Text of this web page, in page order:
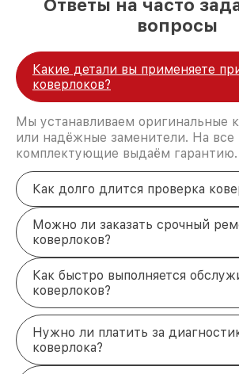
Гарантию на работы:
надёжности выполненного
Ремонт коверлоков
профессионально и
Для восстановления работы вашего
достаточно связаться с нашим
идеальному состоянию,
швы и комфорт в работе. Звоните
(812) 214-74-99 или приходите по
Лиговский проспект, 153, лит. А.
Ответы на часто
вопросы
Какие детали вы применяете
коверлоков?
Мы устанавливаем оригинальные
или надёжные заменители. На все
комплектующие выдаём гарантию.
Как долго длится проверка
Можно ли заказать срочный
коверлоков?
Как быстро выполняется
коверлоков?
Нужно ли платить за
коверлока?